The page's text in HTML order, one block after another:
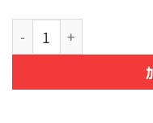
【Kitchenwell】韓國